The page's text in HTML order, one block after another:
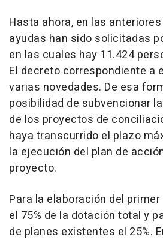
Hasta ahora, en las
ayudas han sido solicitadas
en las cuales hay 11.424
El decreto correspondiente a
varias novedades. De esa
posibilidad de subvencionar
de los proyectos de
haya transcurrido el plazo
la ejecución del plan de
proyecto.
Para la elaboración del
el 75% de la dotación total y
de planes existentes el 25%.